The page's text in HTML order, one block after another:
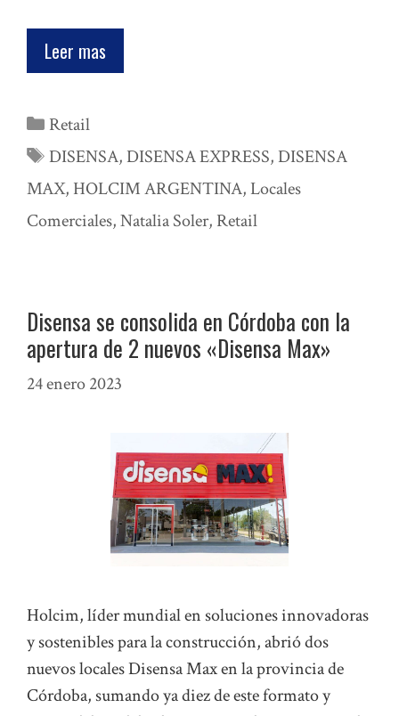
Leer mas
Categorías
Retail
Etiquetas
DISENSA,DISENSA EXPRESS,DISENSA
MAX, HOLCIM ARGENTINA,Locales
Comerciales,Natalia Soler, Retail
Disensa se consolida en Córdoba con la
apertura de 2 nuevos «Disensa Max»
24 enero 2023
Holcim, líder mundial en soluciones innovadoras
y sostenibles para la construcción, abrió dos
nuevos locales Disensa Max en la provincia de
Córdoba, sumando ya diez de este formato y